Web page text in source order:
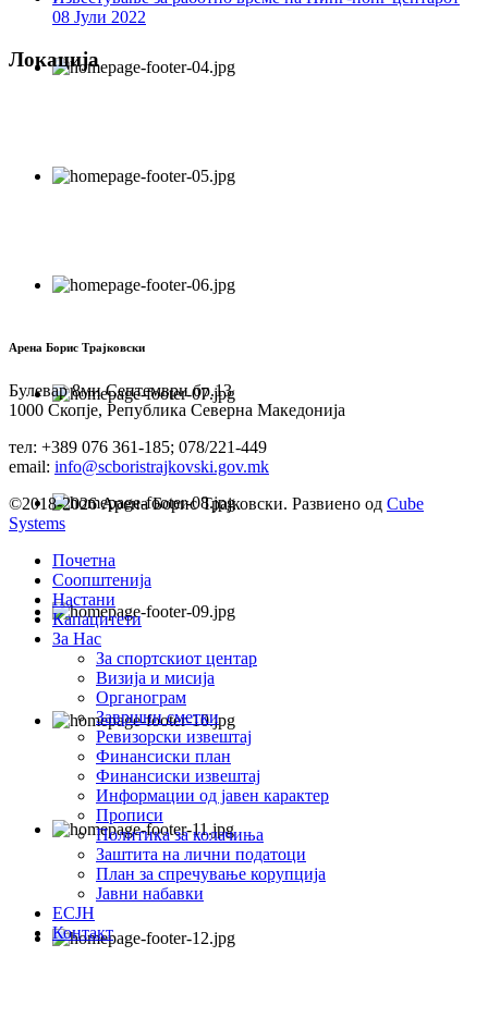
08 Јули 2022
Локација
Арена Борис Трајковски
Булевар 8ми Септември бр.13
1000 Скопје, Република Северна Македонија
тел: +389 076 361-185; 078/221-449
email: info@scboristrajkovski.gov.mk
©2018-2026 Арена Борис Трајковски. Развиено од Cube
Systems
Почетна
Соопштенија
Настани
Капацитети
За Нас
За спортскиот центар
Визија и мисија
Органограм
Завршни сметки
Ревизорски извештај
Финансиски план
Финансиски извештај
Информации од јавен карактер
Прописи
Политика за колачиња
Заштита на лични податоци
План за спречување корупција
Јавни набавки
ЕСЈН
Контакт